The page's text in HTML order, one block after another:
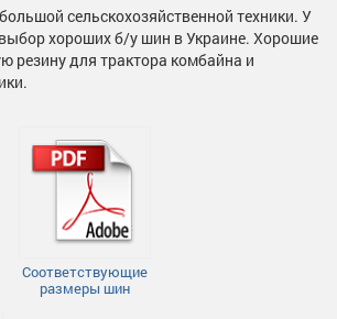
сельскохозяйственной техники. У
хороших б/у шин в Украине. Хорошие
резину для трактора комбайна и
Соответствующие
размеры шин